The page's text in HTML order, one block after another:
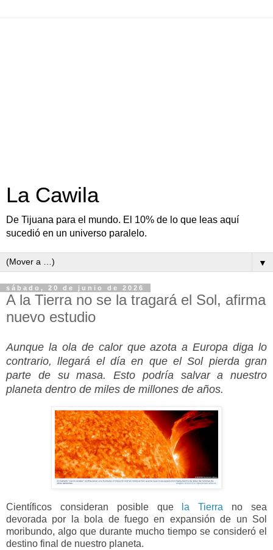
La Cawila
De Tijuana para el mundo. El 10% de lo que leas aquí
sucedió en un universo paralelo.
▼
sábado, 20 de junio de 2026
A la Tierra no se la tragará el Sol, afirma
nuevo estudio
Aunque la ola de calor que azota a Europa diga lo
contrario, llegará el día en que el Sol pierda gran
parte de su masa. Esto podría salvar a nuestro
planeta dentro de miles de millones de años.
Científicos consideran posible que la Tierra no sea
devorada por la bola de fuego en expansión de un Sol
moribundo, algo que durante mucho tiempo se consideró el
destino final de nuestro planeta.